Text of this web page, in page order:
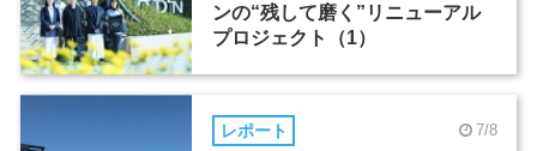
ンの“残して磨く”リニューアル
プロジェクト（1）
レポート 7/8